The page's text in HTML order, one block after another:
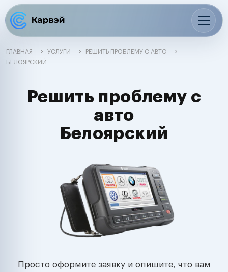
ГЛАВНАЯ УСЛУГИ
РЕШИТЬ ПРОБЛЕМУ С АВТО
БЕЛОЯРСКИЙ
Решить проблему с
авто
Белоярский
Просто оформите заявку и опишите, что вам